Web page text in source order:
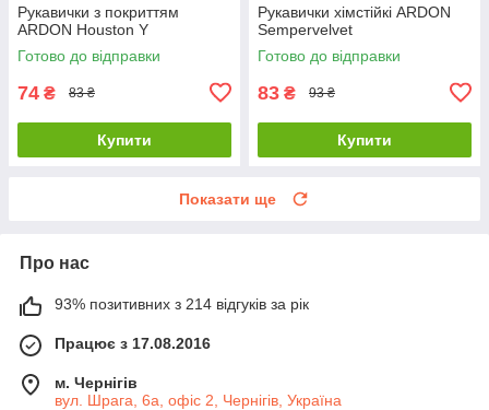
Рукавички з покриттям
ARDON Houston Y
Готово до відправки
74 ₴ 83 ₴
Купити
Рукавички хімстійкі ARDON
Sempervelvet
Готово до відправки
83 ₴ 93 ₴
Купити
Показати ще
Про нас
93% позитивних з 214 відгуків за рік
Працює з 17.08.2016
м. Чернігів
вул. Шрага, 6а, офіс 2, Чернігів, Україна